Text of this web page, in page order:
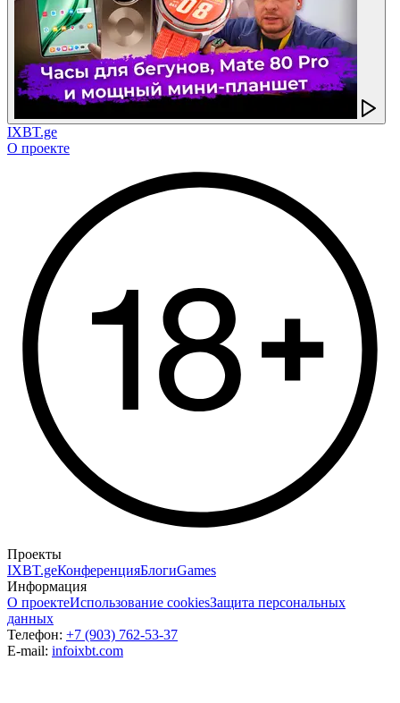
IXBT.ge
О проекте
Проекты
IXBT.geКонференцияБлогиGames
Информация
О проектеИспользование cookiesЗащита персональных
данных
Телефон: +7 (903) 762-53-37
E-mail: infoixbt.com